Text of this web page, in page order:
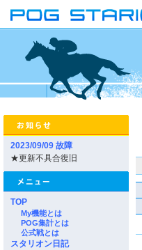
2023/09/09 故障
★更新不具合復旧
TOP
My機能とは
POG集計とは
公式戦とは
スタリオン日記